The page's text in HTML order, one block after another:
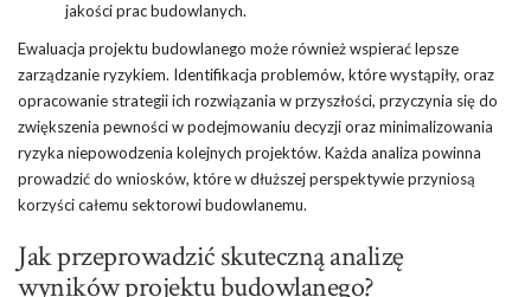
jakości prac budowlanych.
Ewaluacja projektu budowlanego może również wspierać lepsze
zarządzanie ryzykiem. Identifikacja problemów, które wystąpiły, oraz
opracowanie strategii ich rozwiązania w przyszłości, przyczynia się do
zwiększenia pewności w podejmowaniu decyzji oraz minimalizowania
ryzyka niepowodzenia kolejnych projektów. Każda analiza powinna
prowadzić do wniosków, które w dłuższej perspektywie przyniosą
korzyści całemu sektorowi budowlanemu.
Jak przeprowadzić skuteczną analizę
wyników projektu budowlanego?